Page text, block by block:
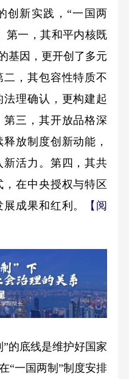
新实践，“一国两
第一，其和平内核既
基因，更开创了多元
，其包容性特质不
理确认，更构建起
三，其开放品格深
放制度创新动能，
活力。第四，其共
在中央授权与特区
成果和红利。
【阅
底线是维护好国家
“一国两制”制度安排